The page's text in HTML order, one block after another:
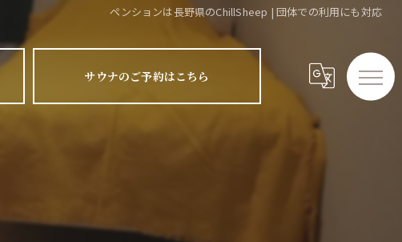
ペンションは長野県のChillSheep | 団体での利用にも対応
サウナのご予約はこちら